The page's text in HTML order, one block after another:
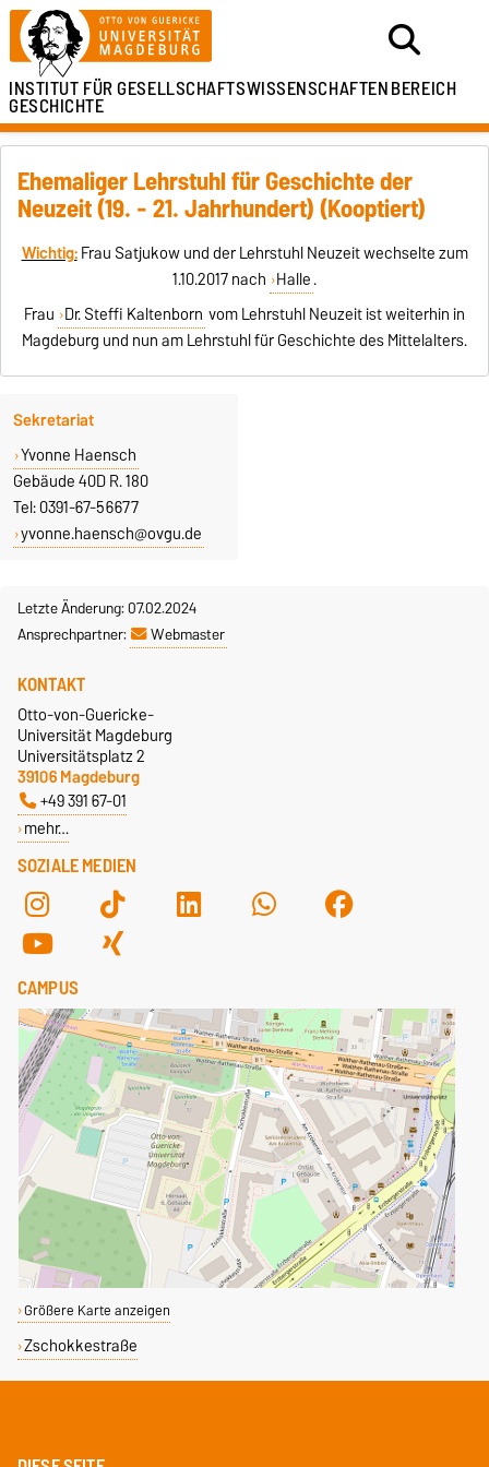
INSTITUT FÜRGESELLSCHAFTSWISSENSCHAFTENBEREICH
GESCHICHTE
Ehemaliger Lehrstuhl für Geschichte der
Neuzeit (19. - 21. Jahrhundert) (Kooptiert)
Wichtig:Frau Satjukow und der Lehrstuhl Neuzeit wechselte zum
1.10.2017 nach Halle.
Frau Dr. Steffi Kaltenborn vom Lehrstuhl Neuzeit ist weiterhin in
Magdeburg und nun am Lehrstuhl für Geschichte des Mittelalters.
Sekretariat
Yvonne Haensch
Gebäude 40D R. 180
Tel: 0391-67-56677
yvonne.haensch@ovgu.de
Letzte Änderung: 07.02.2024
Ansprechpartner:
Webmaster
SOZIALE MEDIEN
KONTAKT
Otto-von-Guericke-
Universität Magdeburg
Universitätsplatz 2
39106 Magdeburg
+49 391 67-01
mehr…
CAMPUS
Größere Karte anzeigen
Zschokkestraße